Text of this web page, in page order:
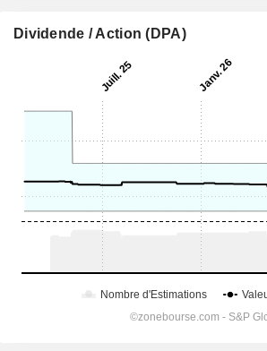
Dividende / Action (DPA)